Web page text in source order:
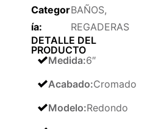
Categor
ía:
BAÑOS,
REGADERAS
DETALLE DEL
PRODUCTO
Medida:6″
Acabado:Cromado
Modelo:Redondo